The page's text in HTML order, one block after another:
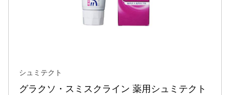
シュミテクト
グラクソ・スミスクライン 薬用シュミテクト